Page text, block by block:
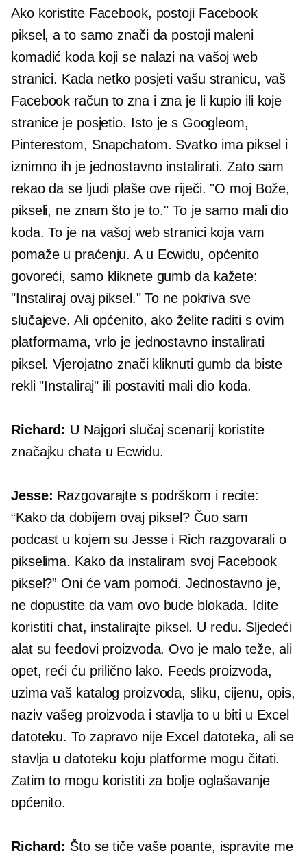
Ako koristite Facebook, postoji Facebook
piksel, a to samo znači da postoji maleni
komadić koda koji se nalazi na vašoj web
stranici. Kada netko posjeti vašu stranicu, vaš
Facebook račun to zna i zna je li kupio ili koje
stranice je posjetio. Isto je s Googleom,
Pinterestom, Snapchatom. Svatko ima piksel i
iznimno ih je jednostavno instalirati. Zato sam
rekao da se ljudi plaše ove riječi. "O moj Bože,
pikseli, ne znam što je to." To je samo mali dio
koda. To je na vašoj web stranici koja vam
pomaže u praćenju. A u Ecwidu, općenito
govoreći, samo kliknete gumb da kažete:
"Instaliraj ovaj piksel." To ne pokriva sve
slučajeve. Ali općenito, ako želite raditi s ovim
platformama, vrlo je jednostavno instalirati
piksel. Vjerojatno znači kliknuti gumb da biste
rekli "Instaliraj" ili postaviti mali dio koda.
Richard: U Najgori slučajscenarij koristite
značajku chata u Ecwidu.
Jesse: Razgovarajte s podrškom i recite:
“Kako da dobijem ovaj piksel? Čuo sam
podcast u kojem su Jesse i Rich razgovarali o
pikselima. Kako da instaliram svoj Facebook
piksel?” Oni će vam pomoći. Jednostavno je,
ne dopustite da vam ovo bude blokada. Idite
koristiti chat, instalirajte piksel. U redu. Sljedeći
alat su feedovi proizvoda. Ovo je malo teže, ali
opet, reći ću prilično lako. Feeds proizvoda,
uzima vaš katalog proizvoda, sliku, cijenu, opis,
naziv vašeg proizvoda i stavlja to u biti u Excel
datoteku. To zapravo nije Excel datoteka, ali se
stavlja u datoteku koju platforme mogu čitati.
Zatim to mogu koristiti za bolje oglašavanje
općenito.
Richard: Što se tiče vaše poante, ispravite me